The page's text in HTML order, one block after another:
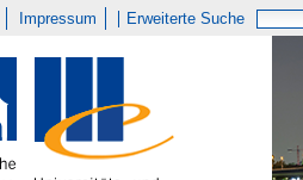
Impressum Erweiterte Suche